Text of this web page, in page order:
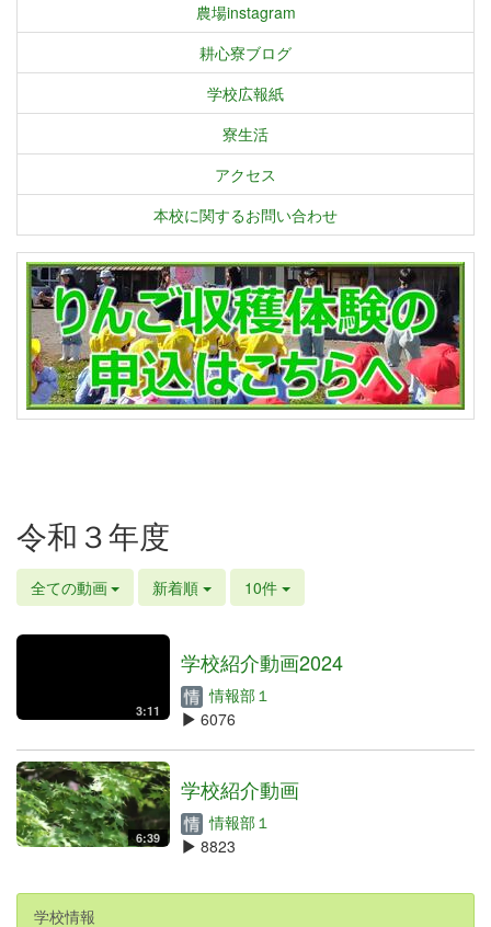
農場instagram
耕心寮ブログ
学校広報紙
寮生活
アクセス
本校に関するお問い合わせ
令和３年度
全ての動画 新着順 10件
3:11
学校紹介動画2024
情報部１
6076
6:39
学校紹介動画
情報部１
8823
学校情報